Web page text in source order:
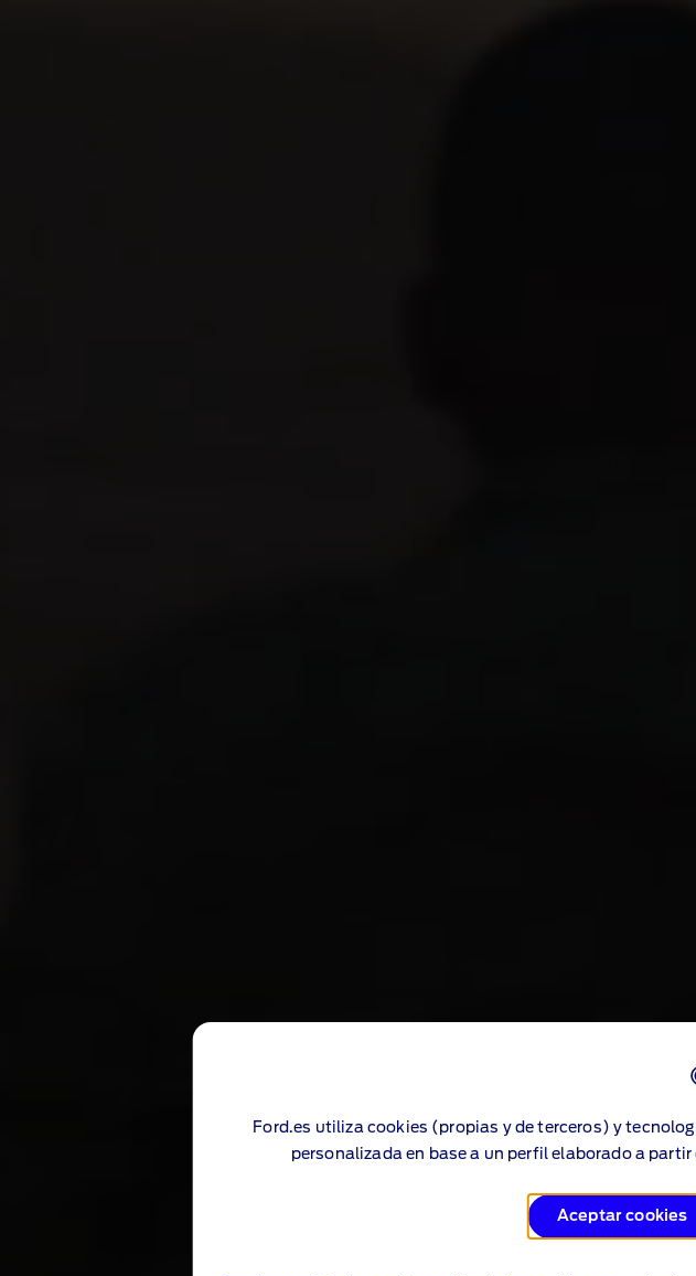
Ford.es utiliza cookies (propias y de terceros) y
personalizada en base a un perfil elaborado a
Aceptar cookies